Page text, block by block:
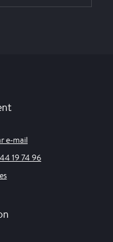
e-mail
19 74 96